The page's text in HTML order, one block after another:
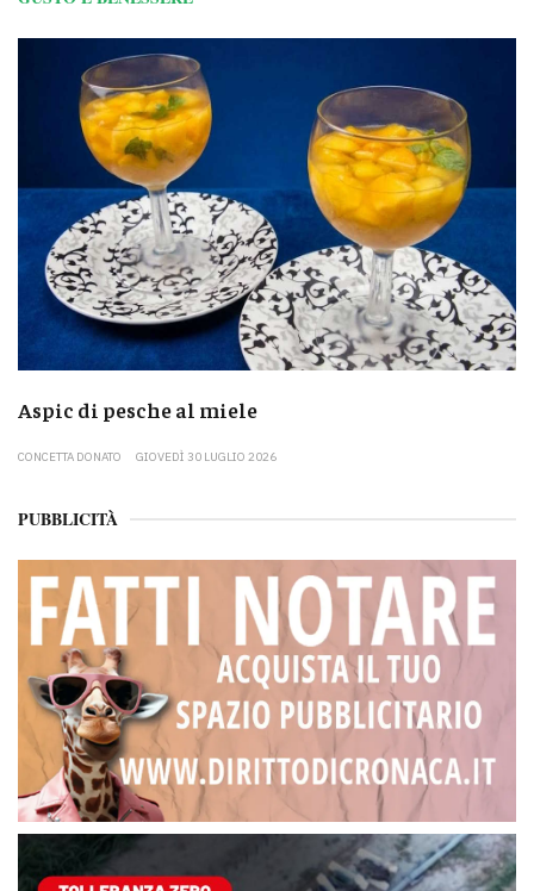
Aspic di pesche al miele
CONCETTA DONATO GIOVEDÌ 30 LUGLIO 2026
PUBBLICITÀ